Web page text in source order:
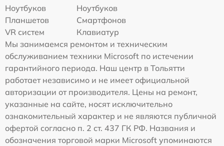
Ноутбуков
Ноутбуков
Планшетов
Смартфонов
VR систем
Клавиатур
Мы занимаемся ремонтом и техническим
обслуживанием техники Microsoft по истечении
гарантийного периода. Наш центр в Тольятти
работает независимо и не имеет официальной
авторизации от производителя. Цены на ремонт,
указанные на сайте, носят исключительно
ознакомительный характер и не являются публичной
офертой согласно п. 2 ст. 437 ГК РФ. Названия и
обозначения торговой марки Microsoft упоминаются